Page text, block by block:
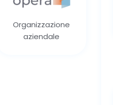
Organizzazione
aziendale